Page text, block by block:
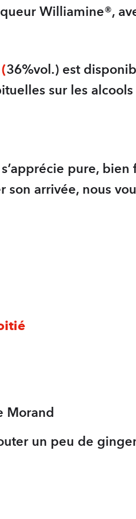
Williamine®,
36%vol.) est
sur les
s’apprécie pure,
son arrivée, nous
Morand
un peu de